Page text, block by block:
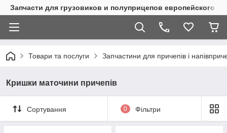
Запчасти для грузовиков и полуприцепов европейского
Товари та послуги Запчастини для причепів і
Кришки маточини причепів
Сортування 0 Фільтри